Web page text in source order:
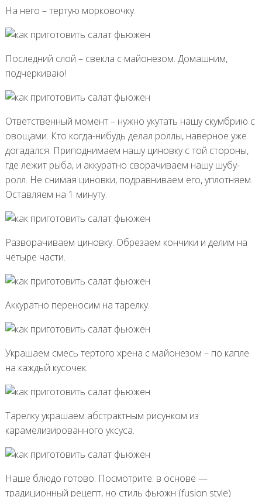
На него – тертую морковочку.
Последний слой – свекла с майонезом. Домашним,
подчеркиваю!
Ответственный момент – нужно укутать нашу скумбрию с
овощами. Кто когда-нибудь делал роллы, наверное уже
догадался. Приподнимаем нашу циновку с той стороны,
где лежит рыба, и аккуратно сворачиваем нашу шубу-
ролл. Не снимая циновки, подравниваем его, уплотняем.
Оставляем на 1 минуту.
Разворачиваем циновку. Обрезаем кончики и делим на
четыре части.
Аккуратно переносим на тарелку.
Украшаем смесь тертого хрена с майонезом – по капле
на каждый кусочек.
Тарелку украшаем абстрактным рисунком из
карамелизированного уксуса.
Наше блюдо готово. Посмотрите: в основе —
традиционный рецепт, но стиль фьюжн (fusion style)